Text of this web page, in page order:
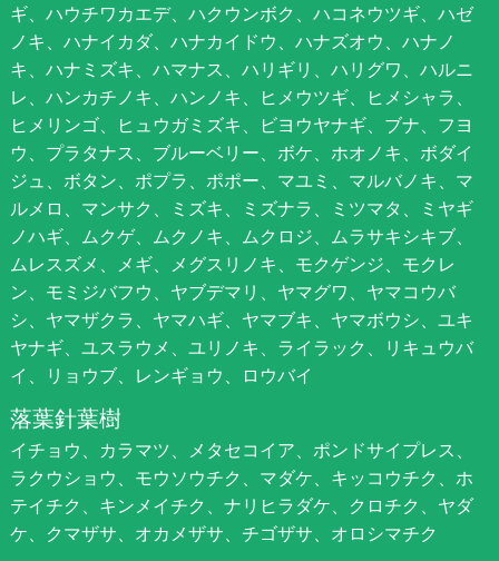
ギ、ハウチワカエデ、ハクウンボク、ハコネウツギ、ハゼ
ノキ、ハナイカダ、ハナカイドウ、ハナズオウ、ハナノ
キ、ハナミズキ、ハマナス、ハリギリ、ハリグワ、ハルニ
レ、ハンカチノキ、ハンノキ、ヒメウツギ、ヒメシャラ、
ヒメリンゴ、ヒュウガミズキ、ビヨウヤナギ、ブナ、フヨ
ウ、プラタナス、ブルーベリー、ボケ、ホオノキ、ボダイ
ジュ、ボタン、ポプラ、ポポー、マユミ、マルバノキ、マ
ルメロ、マンサク、ミズキ、ミズナラ、ミツマタ、ミヤギ
ノハギ、ムクゲ、ムクノキ、ムクロジ、ムラサキシキブ、
ムレスズメ、メギ、メグスリノキ、モクゲンジ、モクレ
ン、モミジバフウ、ヤブデマリ、ヤマグワ、ヤマコウバ
シ、ヤマザクラ、ヤマハギ、ヤマブキ、ヤマボウシ、ユキ
ヤナギ、ユスラウメ、ユリノキ、ライラック、リキュウバ
イ、リョウブ、レンギョウ、ロウバイ
落葉針葉樹
イチョウ、カラマツ、メタセコイア、ポンドサイプレス、
ラクウショウ、モウソウチク、マダケ、キッコウチク、ホ
テイチク、キンメイチク、ナリヒラダケ、クロチク、ヤダ
ケ、クマザサ、オカメザサ、チゴザサ、オロシマチク